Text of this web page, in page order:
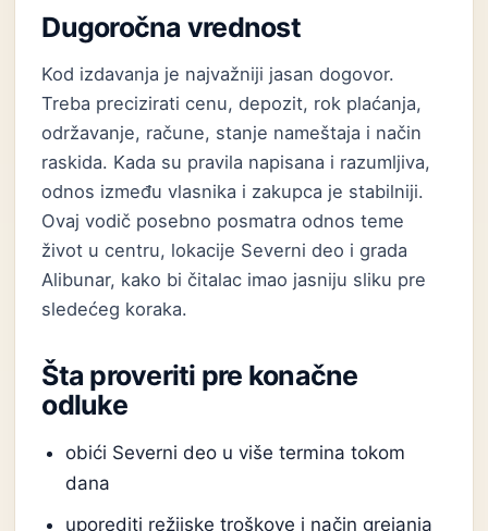
Dugoročna vrednost
Kod izdavanja je najvažniji jasan dogovor.
Treba precizirati cenu, depozit, rok plaćanja,
održavanje, račune, stanje nameštaja i način
raskida. Kada su pravila napisana i razumljiva,
odnos između vlasnika i zakupca je stabilniji.
Ovaj vodič posebno posmatra odnos teme
život u centru, lokacije Severni deo i grada
Alibunar, kako bi čitalac imao jasniju sliku pre
sledećeg koraka.
Šta proveriti pre konačne
odluke
obići Severni deo u više termina tokom
dana
uporediti režijske troškove i način grejanja